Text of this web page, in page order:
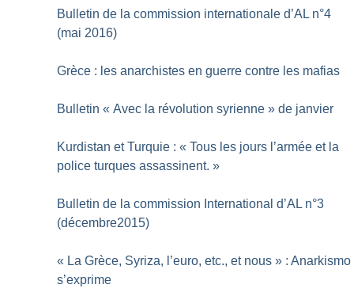
Bulletin de la commission internationale d’AL n°4
(mai 2016)
Grèce : les anarchistes en guerre contre les mafias
Bulletin « Avec la révolution syrienne » de janvier
Kurdistan et Turquie : « Tous les jours l’armée et la
police turques assassinent. »
Bulletin de la commission International d’AL n°3
(décembre2015)
« La Grèce, Syriza, l’euro, etc., et nous » : Anarkismo
s’exprime